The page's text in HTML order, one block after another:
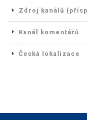
Zdroj kanálů
Kanál komentářů
Česká lokalizace